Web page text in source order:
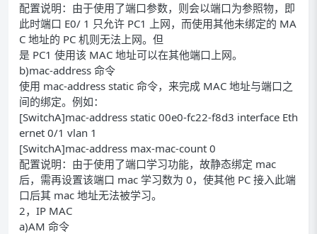
配置说明：由于使用了端口参数，则会以端口为参照物，即
此时端口 E0/ 1 只允许 PC1 上网，而使用其他未绑定的 MA
C 地址的 PC 机则无法上网。但
是 PC1 使用该 MAC 地址可以在其他端口上网。
b)mac-address 命令
使用 mac-address static 命令，来完成 MAC 地址与端口之
间的绑定。例如：
[SwitchA]mac-address static 00e0-fc22-f8d3 interface Eth
ernet 0/1 vlan 1
[SwitchA]mac-address max-mac-count 0
配置说明：由于使用了端口学习功能，故静态绑定 mac
后，需再设置该端口 mac 学习数为 0，使其他 PC 接入此端
口后其 mac 地址无法被学习。
2，IP MAC
a)AM 命令